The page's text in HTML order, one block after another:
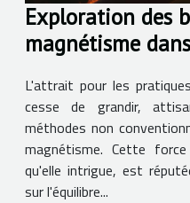
Exploration des
magnétisme
L'attrait pour les
cesse de grandir,
méthodes non
magnétisme. Cette
qu'elle intrigue, est
sur l'équilibre...